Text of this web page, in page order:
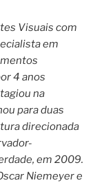
Visuais com
em
4 anos
na
para duas
direcionada
em 2009.
Niemeyer e